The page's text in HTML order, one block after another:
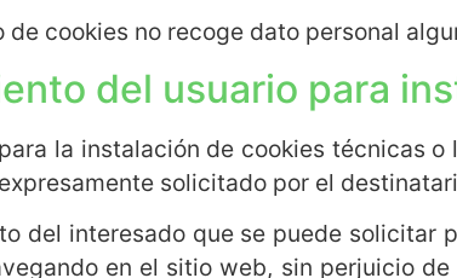
cookies no recoge dato personal
del usuario para
la instalación de cookies técnicas
solicitado por el
del interesado que se puede
en el sitio web, sin perjuicio